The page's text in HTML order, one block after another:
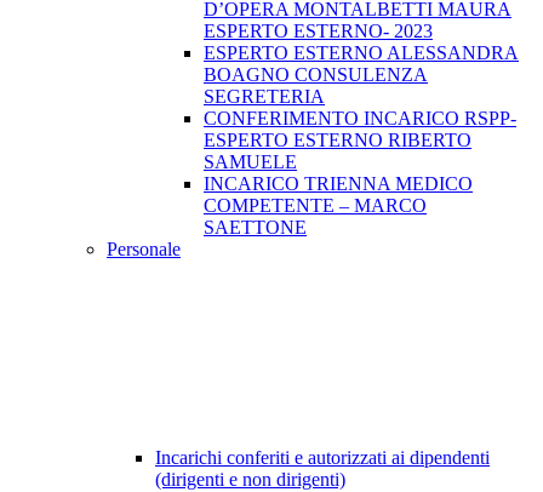
D’OPERA MONTALBETTI MAURA
ESPERTO ESTERNO- 2023
ESPERTO ESTERNO ALESSANDRA
BOAGNO CONSULENZA
SEGRETERIA
CONFERIMENTO INCARICO RSPP-
ESPERTO ESTERNO RIBERTO
SAMUELE
INCARICO TRIENNA MEDICO
COMPETENTE – MARCO
SAETTONE
Personale
Incarichi conferiti e autorizzati ai dipendenti
(dirigenti e non dirigenti)